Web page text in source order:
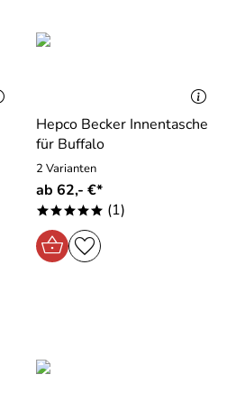
Hepco Becker Innentasche
für Buffalo
2 Varianten
ab 62,- €*
***** (1)